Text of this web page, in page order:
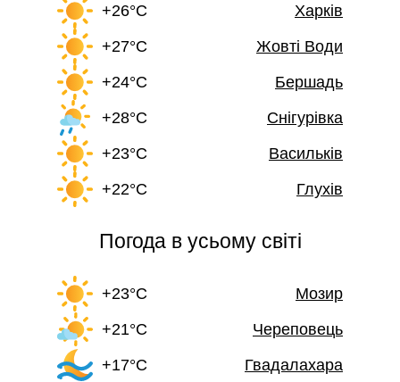
+26°C
Харків
+27°C
Жовті Води
+24°C
Бершадь
+28°C
Снігурівка
+23°C
Васильків
+22°C
Глухів
Погода в усьому світі
+23°C
Мозир
+21°C
Череповець
+17°C
Гвадалахара